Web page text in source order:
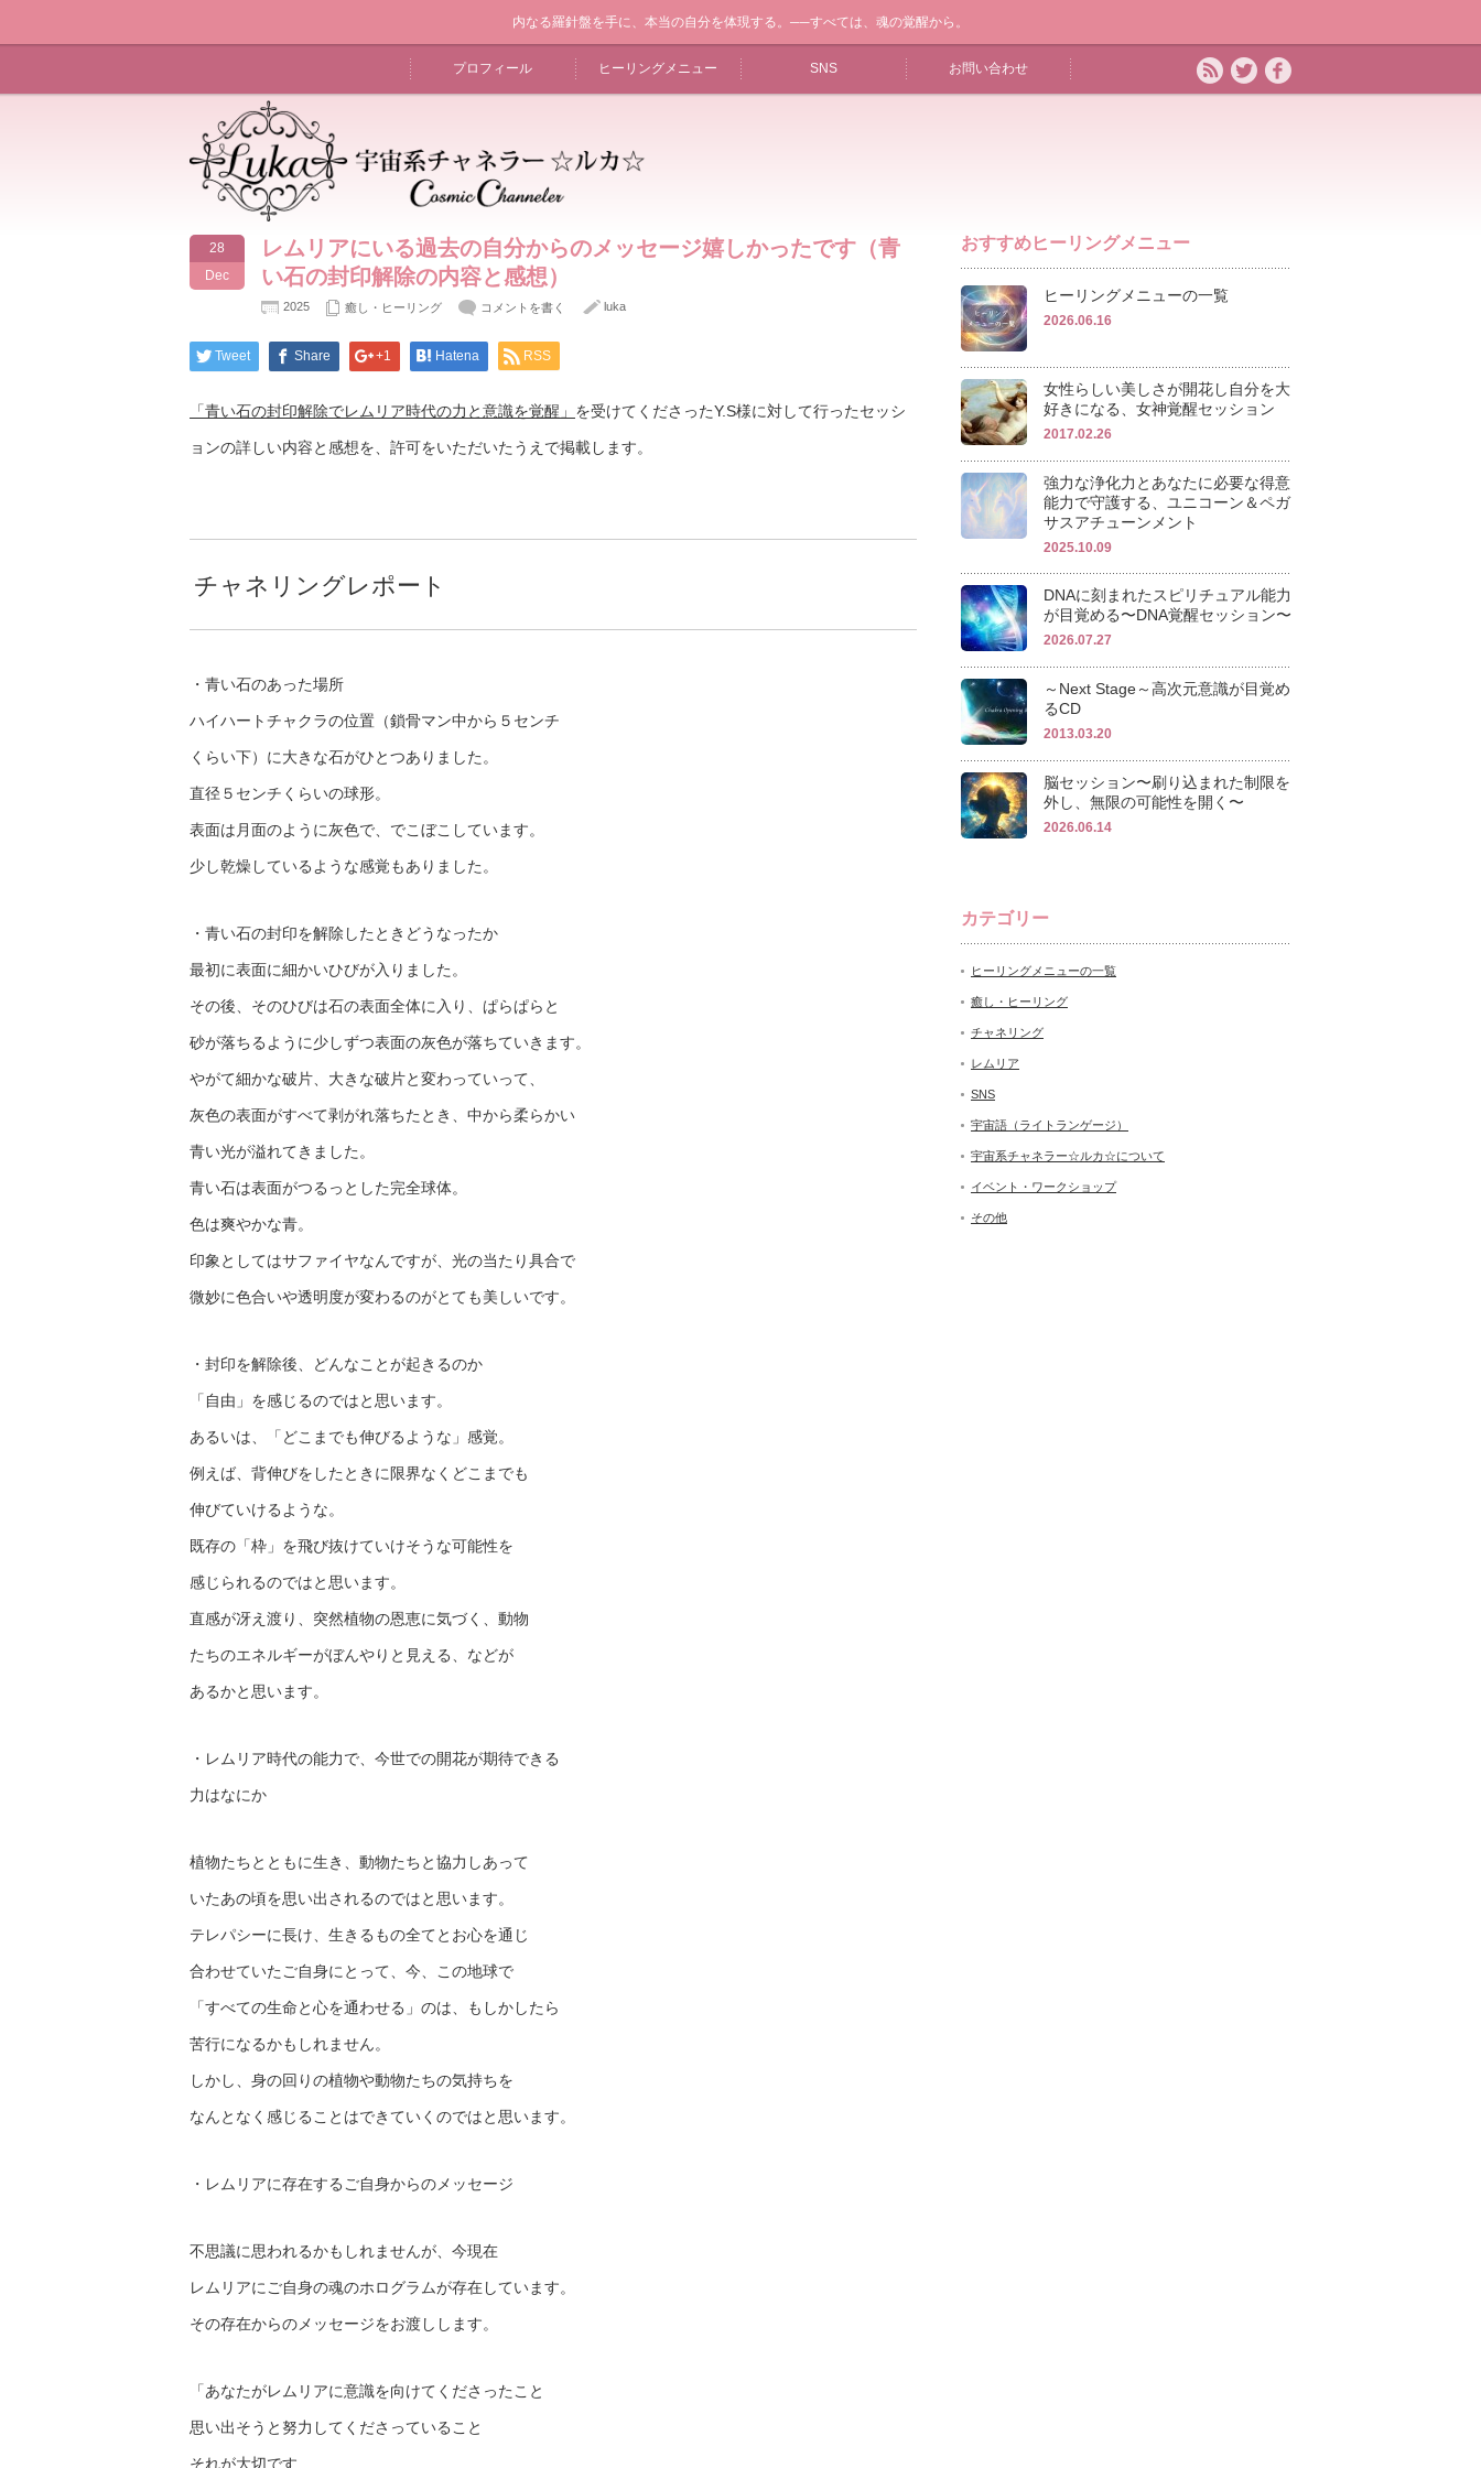
内なる羅針盤を手に、本当の自分を体現する。──すべては、魂の覚醒から。
プロフィール ヒーリングメニュー SNS お問い合わせ
28
Dec
レムリアにいる過去の自分からのメッセージ嬉しかったです（青
い石の封印解除の内容と感想）
2025 癒し・ヒーリング コメントを書く luka
Tweet Share +1 Hatena RSS
「青い石の封印解除でレムリア時代の力と意識を覚醒」 を受けてくださったY.S様に対して行ったセッシ
ョンの詳しい内容と感想を、許可をいただいたうえで掲載します。
チャネリングレポート
・青い石のあった場所
ハイハートチャクラの位置（鎖骨マン中から５センチ
くらい下）に大きな石がひとつありました。
直径５センチくらいの球形。
表面は月面のように灰色で、でこぼこしています。
少し乾燥しているような感覚もありました。
・青い石の封印を解除したときどうなったか
最初に表面に細かいひびが入りました。
その後、そのひびは石の表面全体に入り、ぱらぱらと
砂が落ちるように少しずつ表面の灰色が落ちていきます。
やがて細かな破片、大きな破片と変わっていって、
灰色の表面がすべて剥がれ落ちたとき、中から柔らかい
青い光が溢れてきました。
青い石は表面がつるっとした完全球体。
色は爽やかな青。
印象としてはサファイヤなんですが、光の当たり具合で
微妙に色合いや透明度が変わるのがとても美しいです。
・封印を解除後、どんなことが起きるのか
「自由」を感じるのではと思います。
あるいは、「どこまでも伸びるような」感覚。
例えば、背伸びをしたときに限界なくどこまでも
伸びていけるような。
既存の「枠」を飛び抜けていけそうな可能性を
感じられるのではと思います。
直感が冴え渡り、突然植物の恩恵に気づく、動物
たちのエネルギーがぼんやりと見える、などが
あるかと思います。
・レムリア時代の能力で、今世での開花が期待できる
力はなにか
植物たちとともに生き、動物たちと協力しあって
いたあの頃を思い出されるのではと思います。
テレパシーに長け、生きるもの全てとお心を通じ
合わせていたご自身にとって、今、この地球で
「すべての生命と心を通わせる」のは、もしかしたら
苦行になるかもしれません。
しかし、身の回りの植物や動物たちの気持ちを
なんとなく感じることはできていくのではと思います。
・レムリアに存在するご自身からのメッセージ
不思議に思われるかもしれませんが、今現在
レムリアにご自身の魂のホログラムが存在しています。
その存在からのメッセージをお渡しします。
「あなたがレムリアに意識を向けてくださったこと
思い出そうと努力してくださっていること
それが大切です
おすすめヒーリングメニュー
ヒーリングメニューの一覧
2026.06.16
女性らしい美しさが開花し自分を大
好きになる、女神覚醒セッション
2017.02.26
強力な浄化力とあなたに必要な得意
能力で守護する、ユニコーン＆ペガ
サスアチューンメント
2025.10.09
DNAに刻まれたスピリチュアル能力
が目覚める〜DNA覚醒セッション〜
2026.07.27
～Next Stage～高次元意識が目覚め
るCD
2013.03.20
脳セッション〜刷り込まれた制限を
外し、無限の可能性を開く〜
2026.06.14
カテゴリー
ヒーリングメニューの一覧
癒し・ヒーリング
チャネリング
レムリア
SNS
宇宙語（ライトランゲージ）
宇宙系チャネラー☆ルカ☆について
イベント・ワークショップ
その他